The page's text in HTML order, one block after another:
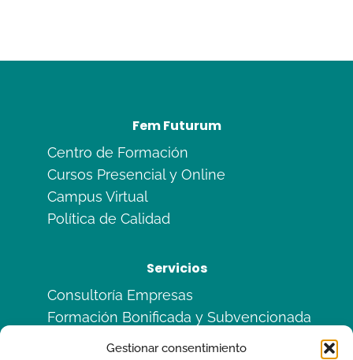
Gestionar consentimiento
Fem Futurum
Centro de Formación
Cursos Presencial y Online
Campus Virtual
Política de Calidad
Servicios
Consultoría Empresas
Formación Bonificada y Subvencionada